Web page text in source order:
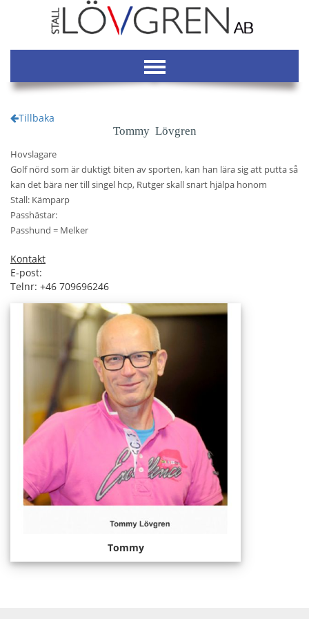
Tillbaka
Tommy Lövgren
Hovslagare
Golf nörd som är duktigt biten av sporten, kan han lära sig att putta så
kan det bära ner till singel hcp, Rutger skall snart hjälpa honom
Stall: Kämparp
Passhästar:
Passhund = Melker
Kontakt
E-post:
Telnr: +46 709696246
Tommy